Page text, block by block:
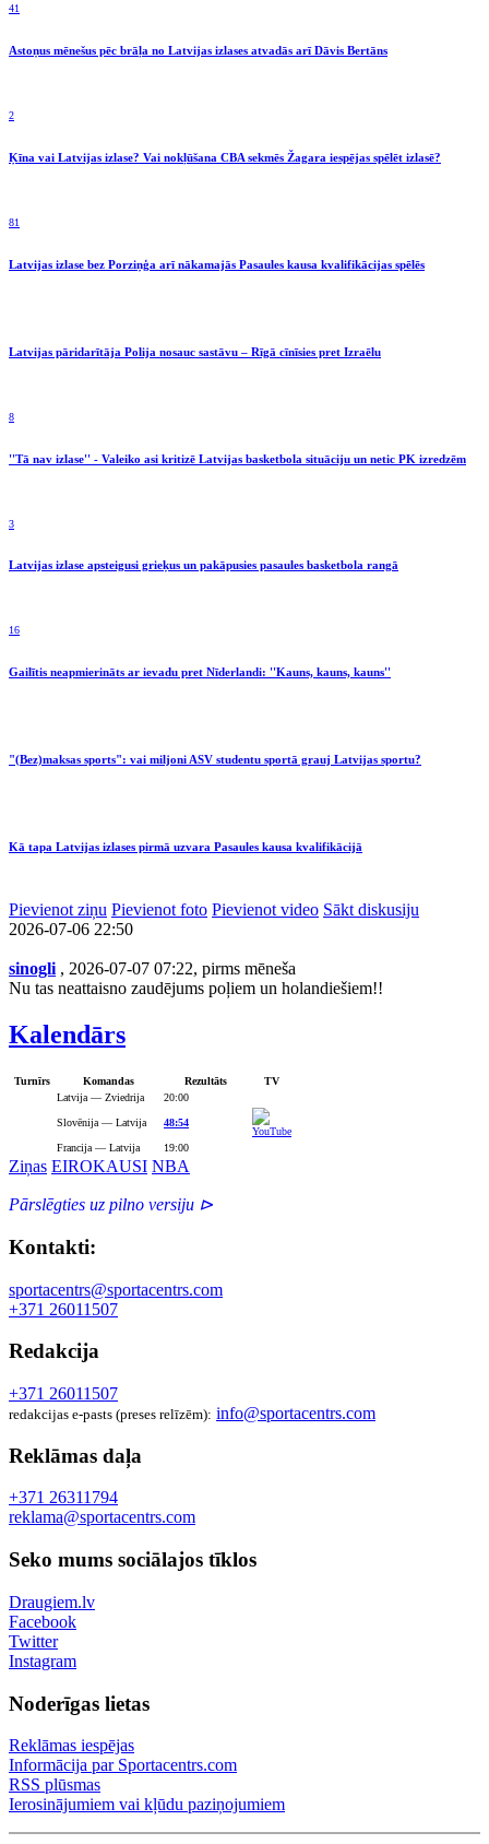
41
Astoņus mēnešus pēc brāļa no Latvijas izlases atvadās arī Dāvis Bertāns
2
Ķīna vai Latvijas izlase? Vai nokļūšana CBA sekmēs Žagara iespējas spēlēt izlasē?
81
Latvijas izlase bez Porziņģa arī nākamajās Pasaules kausa kvalifikācijas spēlēs
Latvijas pāridarītāja Polija nosauc sastāvu – Rīgā cīnīsies pret Izraēlu
8
''Tā nav izlase'' - Valeiko asi kritizē Latvijas basketbola situāciju un netic PK izredzēm
3
Latvijas izlase apsteigusi grieķus un pakāpusies pasaules basketbola rangā
16
Gailītis neapmierināts ar ievadu pret Nīderlandi: ''Kauns, kauns, kauns''
"(Bez)maksas sports": vai miljoni ASV studentu sportā grauj Latvijas sportu?
Kā tapa Latvijas izlases pirmā uzvara Pasaules kausa kvalifikācijā
Pievienot ziņu Pievienot foto Pievienot video Sākt diskusiju
2026-07-06 22:50
sinogli , 2026-07-07 07:22, pirms mēneša
Nu tas neattaisno zaudējums poļiem un holandiešiem!!
Kalendārs
Turnīrs Komandas Rezultāts
TV
Latvija — Zviedrija
20:00
Slovēnija — Latvija 48:54
Francija — Latvija 19:00
Ziņas EIROKAUSI NBA
Pārslēgties uz pilno versiju ⊳
Kontakti:
sportacentrs@sportacentrs.com
+371 26011507
Redakcija
+371 26011507
redakcijas e-pasts (preses relīzēm): info@sportacentrs.com
Reklāmas daļa
+371 26311794
reklama@sportacentrs.com
Seko mums sociālajos tīklos
Draugiem.lv
Facebook
Twitter
Instagram
Noderīgas lietas
Reklāmas iespējas
Informācija par Sportacentrs.com
RSS plūsmas
Ierosinājumiem vai kļūdu paziņojumiem